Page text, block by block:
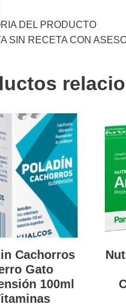
DEL PRODUCTO
SIN RECETA CON
Cachorros
Gato
100ml